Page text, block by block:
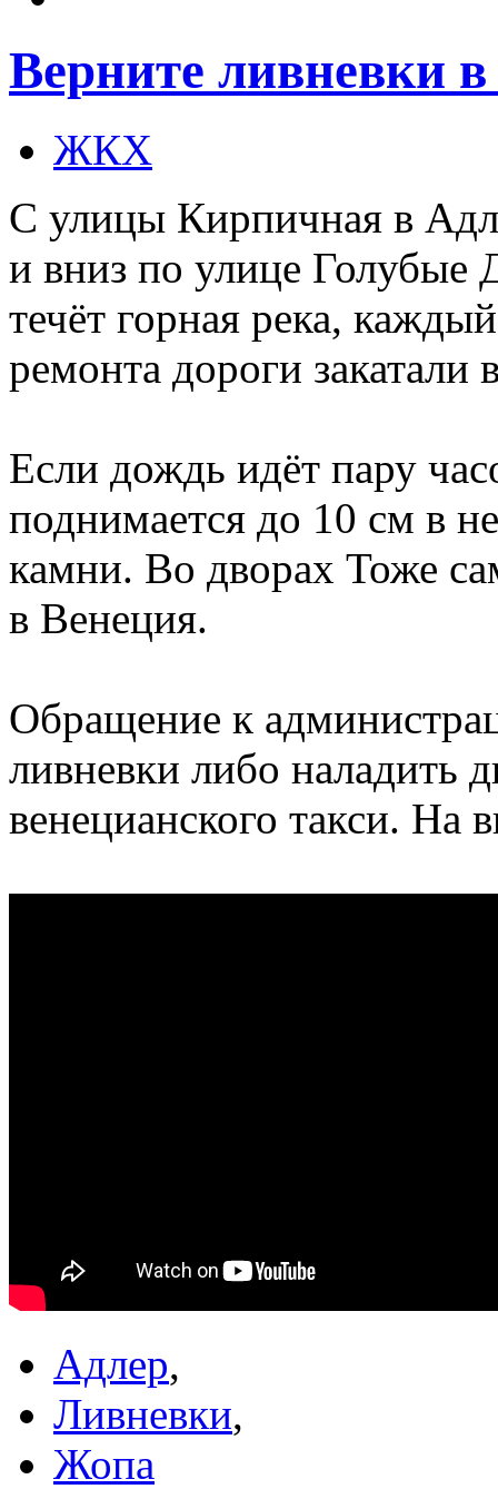
Верните ливневки
ЖКХ
С улицы Кирпичная в
и вниз по улице Голубые
течёт горная река,
ремонта дороги закатали
Если дождь идёт пару
поднимается до 10 см в
камни. Во дворах Тоже
в Венеция.
Обращение к
ливневки либо наладить
венецианского такси. На
Адлер,
Ливневки,
Жопа